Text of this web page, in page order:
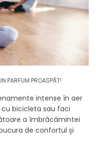
PARFUM PROASPĂT!
intense în aer
bicicleta sau faci
a îmbrăcămintei
de confortul și
sport, astfel încât